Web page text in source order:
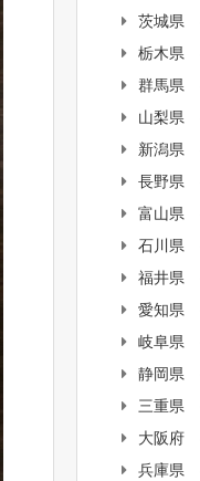
茨城県
栃木県
群馬県
山梨県
新潟県
長野県
富山県
石川県
福井県
愛知県
岐阜県
静岡県
三重県
大阪府
兵庫県